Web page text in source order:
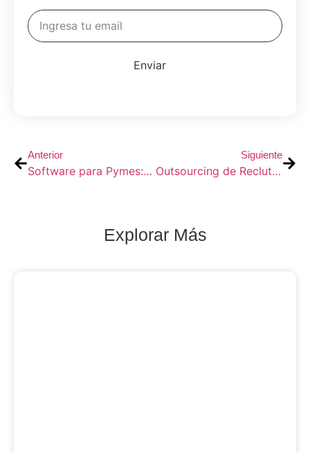
Enviar
Anterior
Software para Pymes: EvaluaPsi
Siguiente
Outsourcing de Reclutamiento: Cómo EvaluaPsi Puede Mejorar tu Proceso de Selección
Explorar Más